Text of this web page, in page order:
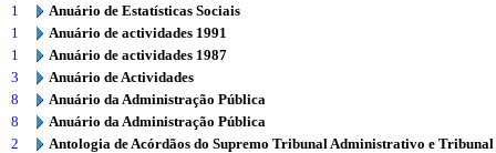
1
Anuário de Estatísticas Sociais
1
Anuário de actividades 1991
1
Anuário de actividades 1987
3
Anuário de Actividades
8
Anuário da Administração Pública
8
Anuário da Administração Pública
2
Antologia de Acórdãos do Supremo Tribunal Administrativo e